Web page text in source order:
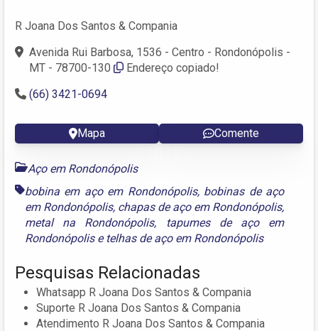
R Joana Dos Santos & Compania
Avenida Rui Barbosa, 1536 - Centro - Rondonópolis -
MT - 78700-130
Endereço copiado!
(66) 3421-0694
Mapa Comente
Aço em Rondonópolis
bobina em aço em Rondonópolis, bobinas de aço
em Rondonópolis, chapas de aço em Rondonópolis,
metal na Rondonópolis,
tapumes de aço em
Rondonópolise telhas de aço em Rondonópolis
Pesquisas Relacionadas
Whatsapp R Joana Dos Santos & Compania
Suporte R Joana Dos Santos & Compania
Atendimento R Joana Dos Santos & Compania